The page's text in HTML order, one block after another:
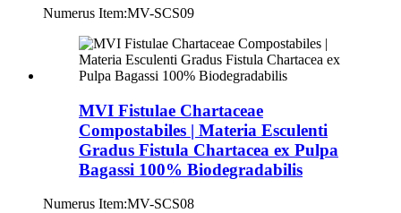
Numerus Item:MV-SCS09
MVI Fistulae Chartaceae
Compostabiles | Materia Esculenti
Gradus Fistula Chartacea ex Pulpa
Bagassi 100% Biodegradabilis
Numerus Item:MV-SCS08